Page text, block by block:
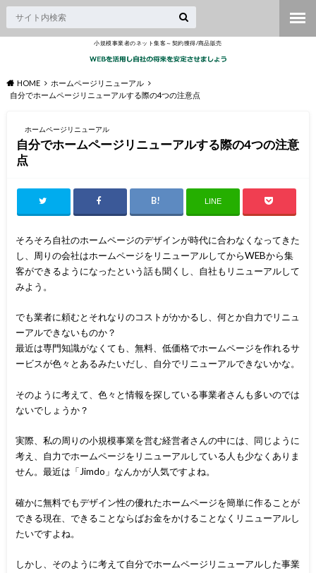
小規模事業者のネット集客～契約獲得/商品販売
HOME
ホームページリニューアル
自分でホームページリニューアルする際の4つの注意点
ホームページリニューアル
自分でホームページリニューアルする際の4つの注意
点
LINE
そろそろ自社のホームページのデザインが時代に合わなくなってきた
し、周りの会社はホームページをリニューアルしてからWEBから集
客ができるようになったという話も聞くし、自社もリニューアルして
みよう。
でも業者に頼むとそれなりのコストがかかるし、何とか自力でリニュ
ーアルできないものか？
最近は専門知識がなくても、無料、低価格でホームページを作れるサ
ービスが色々とあるみたいだし、自分でリニューアルできないかな。
そのように考えて、色々と情報を探している事業者さんも多いのでは
ないでしょうか？
実際、私の周りの小規模事業を営む経営者さんの中には、同じように
考え、自力でホームページをリニューアルしている人も少なくありま
せん。最近は「Jimdo」なんかが人気ですよね。
確かに無料でもデザイン性の優れたホームページを簡単に作ることが
できる現在、できることならばお金をかけることなくリニューアルし
たいですよね。
しかし、そのように考えて自分でホームページリニューアルした事業